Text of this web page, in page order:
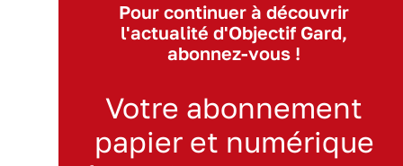
Pour continuer à découvrir
l'actualité d'Objectif Gard,
abonnez-vous !
Votre abonnement
papier et numérique